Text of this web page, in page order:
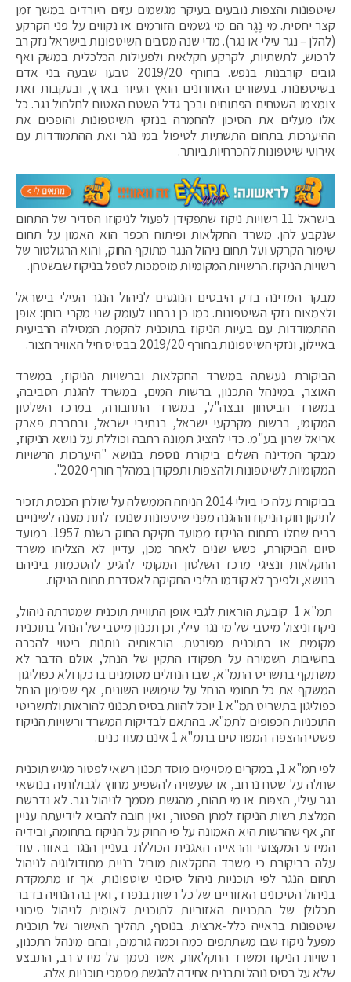
שיטפונות והצפות נובעים בעיקר מגשמים עזים היורדים במשך זמן
קצר יחסית. מֵי נֶגֶר הם מי גשמים הזורמים או נקווים על פני הקרקע
(להלן – נגר עילי או נגר). מדי שנה מסבים השיטפונות בישראל נזק רב
לרכוש, לתשתיות, לקרקע חקלאית ולפעילות הכלכלית במשק ואף
גובים קורבנות בנפש. בחורף 2019/20 טבעו שבעה בני אדם
בשיטפונות. בעשורים האחרונים הואץ העיור בארץ, ובעקבות זאת
צומצמו השטחים הפתוחים ובכך גדל השטח האטום לחלחול נגר. כל
אלו מעלים את הסיכון להחמרה בנזקי השיטפונות והופכים את
ההיערכות בתחום התשתיות לטיפול במי נגר ואת ההתמודדות עם
אירועי שיטפונות להכרחיות ביותר.
בישראל 11 רשויות ניקוז שתפקידן לפעול לניקוזו הסדיר של התחום
שנקבע להן. משרד החקלאות ופיתוח הכפר הוא האמון על תחום
שימור הקרקע ועל תחום ניהול הנגר מתוקף החוק, והוא הרגולטור של
רשויות הניקוז. הרשויות המקומיות מוסמכות לטפל בניקוז שבשטחן.
מבקר המדינה בדק היבטים הנוגעים לניהול הנגר העילי בישראל
ולצמצום נזקי השיטפונות. כמו כן נבחנו לעומק שני מקרי בוחן: אופן
ההתמודדות עם בעיות הניקוז בתוכנית להקמת המסילה הרביעית
באיילון, ונזקי השיטפונות בחורף 2019/20 בבסיס חיל האוויר חצור.
הביקורת נעשתה במשרד החקלאות וברשויות הניקוז, במשרד
האוצר, במינהל התכנון, ברשות המים, במשרד להגנת הסביבה,
במשרד הביטחון ובצה"ל, במשרד התחבורה, במרכז השלטון
המקומי, ברשות מקרקעי ישראל, בנתיבי ישראל, ובחברת פארק
אריאל שרון בע"מ. כדי להציג תמונה רחבה וכוללת על נושא הניקוז,
מבקר המדינה השלים ביקורת נוספת בנושא "היערכות הרשויות
המקומיות לשיטפונות ולהצפות ותפקודן במהלך חורף 2020".
בביקורת עלה כי ביולי 2014 הניחה הממשלה על שולחן הכנסת תזכיר
לתיקון חוק הניקוז וההגנה מפני שיטפונות שנועד לתת מענה לשינויים
רבים שחלו בתחום הניקוז ממועד חקיקת החוק בשנת 1957. במועד
סיום הביקורת, כשש שנים לאחר מכן, עדיין לא הצליחו משרד
החקלאות ונציגי מרכז השלטון המקומי להגיע להסכמות ביניהם
בנושא, ולפיכך לא קודמו הליכי החקיקה לאסדרת תחום הניקוז.
תמ"א 1 קובעת הוראות לגבי אופן התוויית תוכנית שמטרתה ניהול,
ניקוז וניצול מיטבי של מי נגר עילי, וכן תכנון מיטבי של הנחל בתוכנית
מקומית או בתוכנית מפורטת. הוראותיה נותנות ביטוי להכרה
בחשיבות השמירה על תפקודו התקין של הנחל, אולם הדבר לא
משתקף בתשריט התמ"א, שבו הנחלים מסומנים בו כקו ולא כפוליגון
המשקף את כל תחומי הנחל על שימושיו השונים, אף שסימון הנחל
כפוליגון בתשריט תמ"א 1 יוכל להוות בסיס תכנוני להוראות ולתשריטי
התוכניות הכפופים לתמ"א. בהתאם לבדיקות המשרד ורשויות הניקוז
פשטי ההצפה המפורטים בתמ"א 1 אינם מעודכנים.
לפי תמ"א 1, במקרים מסוימים מוסד תכנון רשאי לפטור מגיש תוכנית
שחלה על שטח נרחב, או שעשויה להשפיע מחוץ לגבולותיה בנושאי
נגר עילי, הצפות או מי תהום, מהגשת מסמך לניהול נגר. לא נדרשת
המלצת רשות הניקוז למתן הפטור, ואין חובה להביא לידיעתה עניין
זה, אף שהרשות היא האמונה על פי החוק על הניקוז בתחומה, ובידיה
המידע המקצועי והראייה האגנית הכוללת בעניין הנגר באזור. עוד
עלה בביקורת כי משרד החקלאות מוביל בניית מתודולוגיה לניהול
תחום הנגר לפי תוכניות ניהול סיכוני שיטפונות, אך זו מתמקדת
בניהול הסיכונים האזוריים של כל רשות בנפרד, ואין בה הנחיה בדבר
תכלולן של התכניות האזוריות לתוכנית לאומית לניהול סיכוני
שיטפונות בראייה כלל-ארצית. בנוסף, תהליך האישור של תוכנית
מפעל ניקוז שבו משתתפים כמה וכמה גורמים, ובהם מינהל התכנון,
רשויות הניקוז ומשרד החקלאות, אשר נסמך על מידע רב, התבצע
שלא על בסיס נוהל ותבנית אחידה להגשת מסמכי תוכניות אלה.